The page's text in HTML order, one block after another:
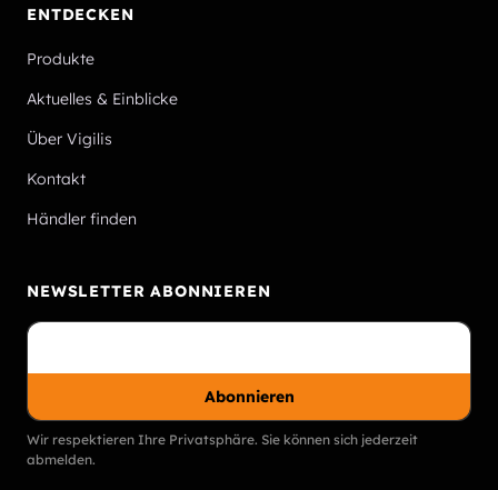
ENTDECKEN
Produkte
Aktuelles & Einblicke
Über Vigilis
Kontakt
Händler finden
NEWSLETTER ABONNIEREN
Abonnieren
Wir respektieren Ihre Privatsphäre. Sie können sich jederzeit
abmelden.